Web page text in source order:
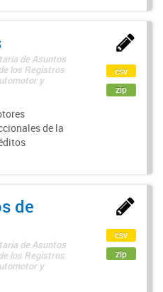
de Asuntos
los Registros
y
de la
csv
zip
de
de Asuntos
los Registros
y
csv
zip